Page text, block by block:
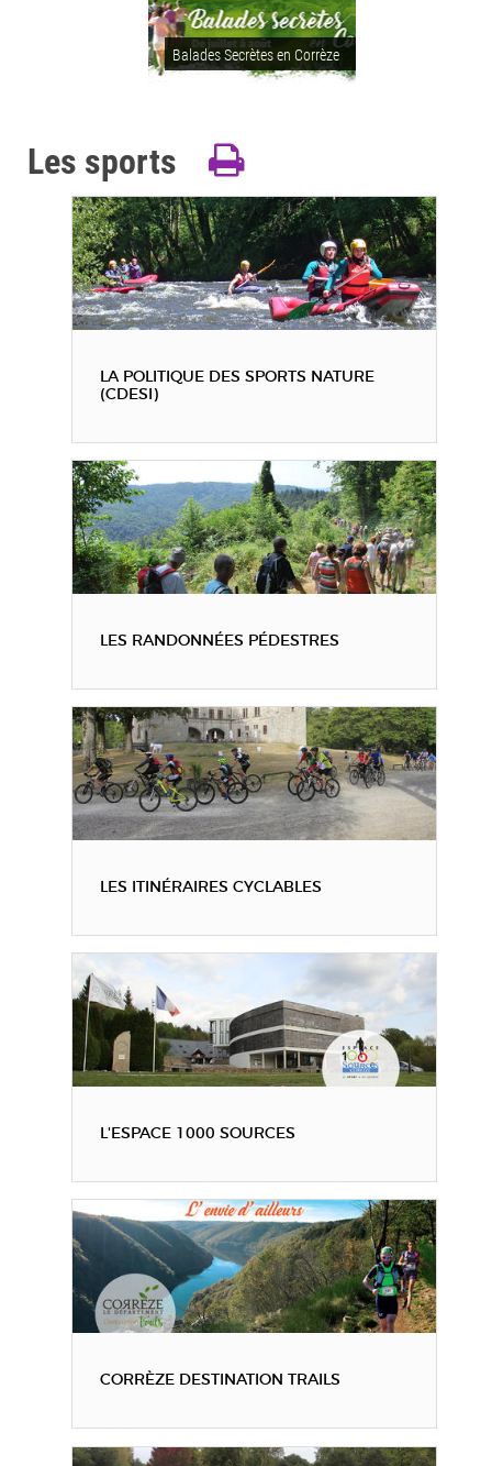
Balades Secrètes en Corrèze
Les sports
LA POLITIQUE DES SPORTS NATURE
(CDESI)
LES RANDONNÉES PÉDESTRES
LES ITINÉRAIRES CYCLABLES
L'ESPACE 1000 SOURCES
CORRÈZE DESTINATION TRAILS